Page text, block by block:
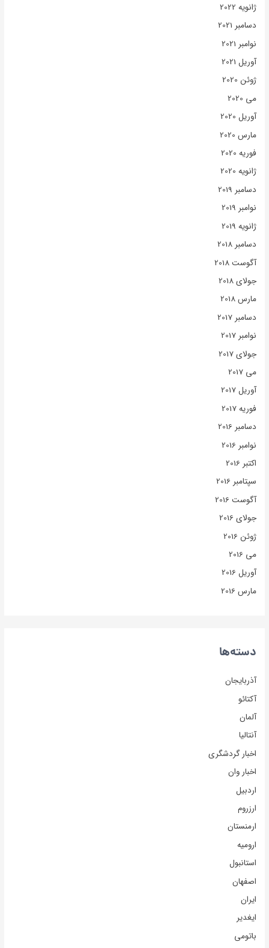
ژانویه 2022
دسامبر 2021
نوامبر 2021
آوریل 2021
ژوئن 2020
می 2020
آوریل 2020
مارس 2020
فوریه 2020
ژانویه 2020
دسامبر 2019
نوامبر 2019
ژانویه 2019
دسامبر 2018
آگوست 2018
جولای 2018
مارس 2018
دسامبر 2017
نوامبر 2017
جولای 2017
می 2017
آوریل 2017
فوریه 2017
دسامبر 2016
نوامبر 2016
اکتبر 2016
سپتامبر 2016
آگوست 2016
جولای 2016
ژوئن 2016
می 2016
آوریل 2016
مارس 2016
دسته‌ها
آذربایجان
آکتائو
آلمان
آنتالیا
اخبار گردشگری
اخبار وان
اردبیل
ارزروم
ارمنستان
ارومیه
استانبول
اصفهان
ایران
ایغدیر
باتومی